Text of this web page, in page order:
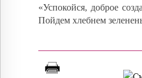
«Успокойся, доброе
Пойдем хлебнем